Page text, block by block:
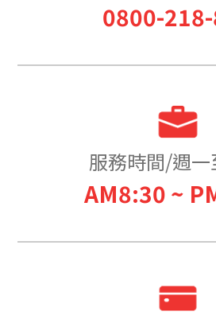
0800-
服務時間/週一
AM8:30 ~